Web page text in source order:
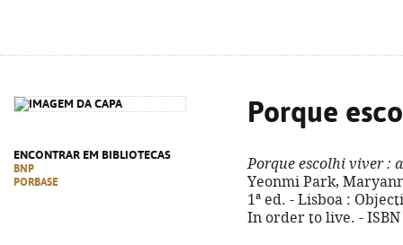
ENCONTRAR EM BIBLIOTECAS
BNP
PORBASE
Porque
Porque escolhi viver: a
Yeonmi Park,
1ª ed. - Lisboa :
In order to live. - ISBN